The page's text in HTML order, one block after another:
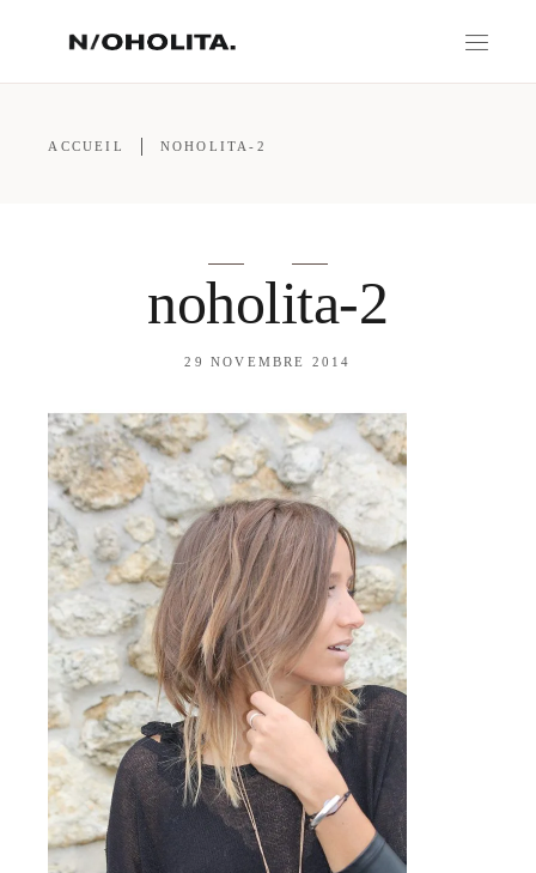
ACCUEIL NOHOLITA-2
noholita-2
29 NOVEMBRE 2014